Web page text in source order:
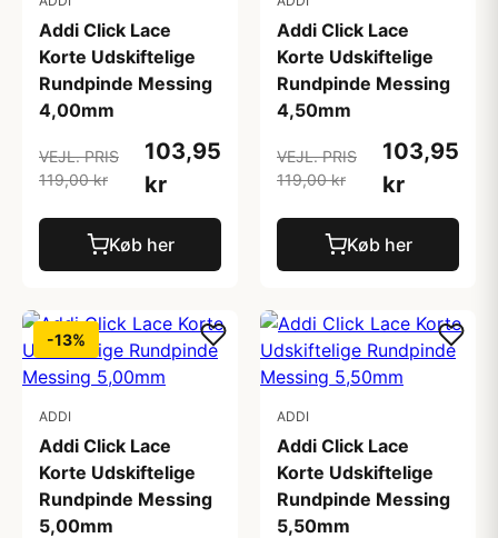
Addi Click Lace
Korte Udskiftelige
Rundpinde Messing
4,00mm
VEJL. PRIS
119,00 kr
103,95
kr
Køb her
Addi Click Lace
Korte Udskiftelige
Rundpinde Messing
4,50mm
VEJL. PRIS
119,00 kr
103,95
kr
Køb her
-13%
ADDI
Addi Click Lace
Korte Udskiftelige
Rundpinde Messing
5,00mm
ADDI
Addi Click Lace
Korte Udskiftelige
Rundpinde Messing
5,50mm